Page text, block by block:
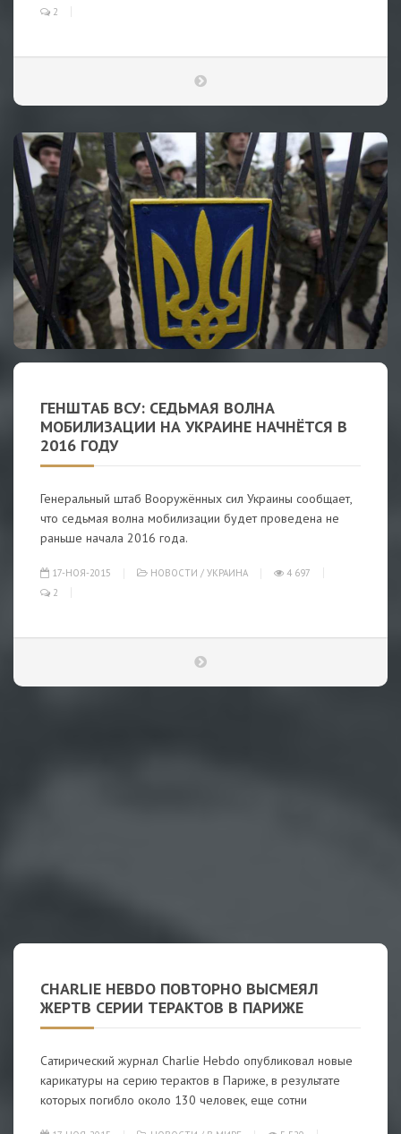
2
ГЕНШТАБ ВСУ: СЕДЬМАЯ ВОЛНА
МОБИЛИЗАЦИИ НА УКРАИНЕ НАЧНЁТСЯ В
2016 ГОДУ
Генеральный штаб Вооружённых сил Украины сообщает,
что седьмая волна мобилизации будет проведена не
раньше начала 2016 года.
17-НОЯ-2015 НОВОСТИ / УКРАИНА
4 697
2
CHARLIE HEBDO ПОВТОРНО ВЫСМЕЯЛ
ЖЕРТВ СЕРИИ ТЕРАКТОВ В ПАРИЖЕ
Сатирический журнал Charlie Hebdo опубликовал новые
карикатуры на серию терактов в Париже, в результате
которых погибло около 130 человек, еще сотни